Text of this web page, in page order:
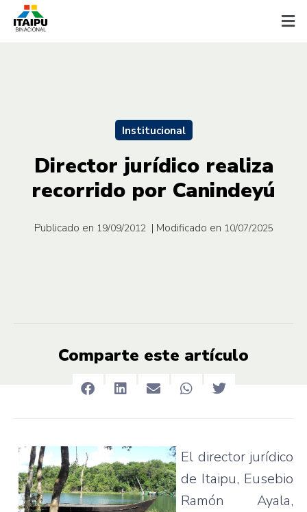
Institucional
Director jurídico realiza
recorrido por Canindeyú
Publicado en 19/09/2012 | Modificado en 10/07/2025
Comparte este artículo
El director jurídico
de Itaipu, Eusebio
Ramón Ayala,